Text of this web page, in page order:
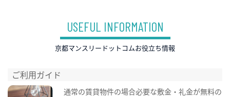
USEFUL INFORMATION
京都マンスリードットコムお役立ち情報
ご利用ガイド
通常の賃貸物件の場合必要な敷金・礼金が無料の